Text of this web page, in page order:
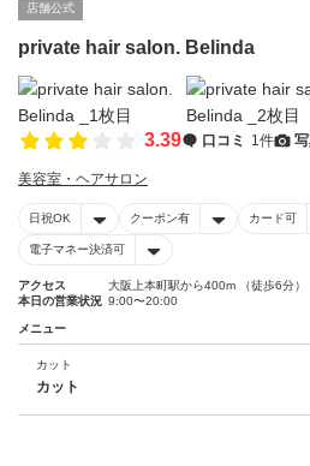
店舗公式
private hair salon. Belinda
3.39 口コミ 1件
美容室・ヘアサロン
日祝OK クーポン有 カード可
電子マネー決済可
アクセス
大阪上本町駅から400m （徒歩6分）
本日の営業状況 9:00〜20:00
メニュー
カット
カット